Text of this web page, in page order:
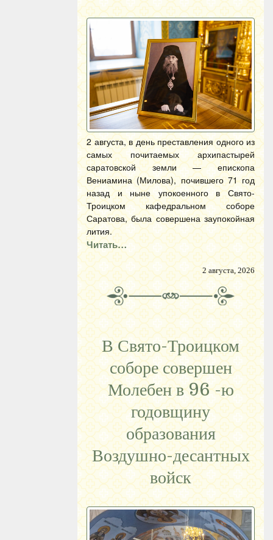
2 августа, в день преставления одного из
самых почитаемых архипастырей
саратовской земли — епископа
Вениамина (Милова), почившего 71 год
назад и ныне упокоенного в Свято-
Троицком кафедральном соборе
Саратова, была совершена заупокойная
лития.
Читать…
2 августа, 2026
В Свято-Троицком
соборе совершен
Молебен в 96 -ю
годовщину
образования
Воздушно-десантных
войск